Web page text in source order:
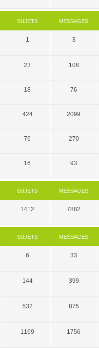
SUJETS MESSAGES
1 3
23 108
18 76
424 2099
76 270
16 93
SUJETS MESSAGES
1412 7882
SUJETS MESSAGES
6 33
144 399
532 875
1169 1756